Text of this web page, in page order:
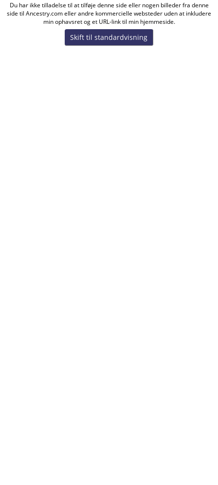
Du har ikke tilladelse til at tilføje denne side eller nogen billeder fra denne
side til Ancestry.com eller andre kommercielle websteder uden at inkludere
min ophavsret og et URL-link til min hjemmeside.
Skift til standardvisning